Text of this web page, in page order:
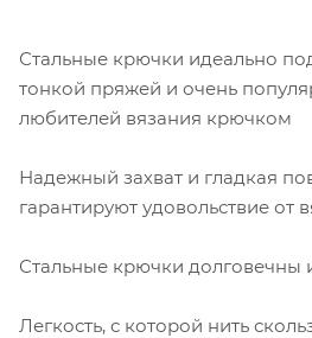
Стальные крючки идеально
тонкой пряжей и очень
любителей вязания крючком
Надежный захват и гладкая
гарантируют удовольствие от
Стальные крючки долговечны
Легкость, с которой нить